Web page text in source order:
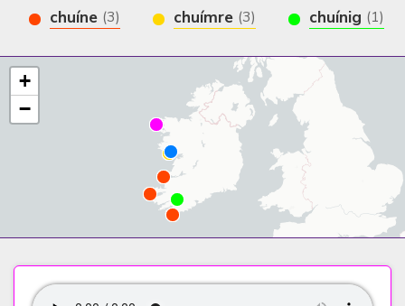
chuíne (3) chuímre (3) chuínig (1)
+
−